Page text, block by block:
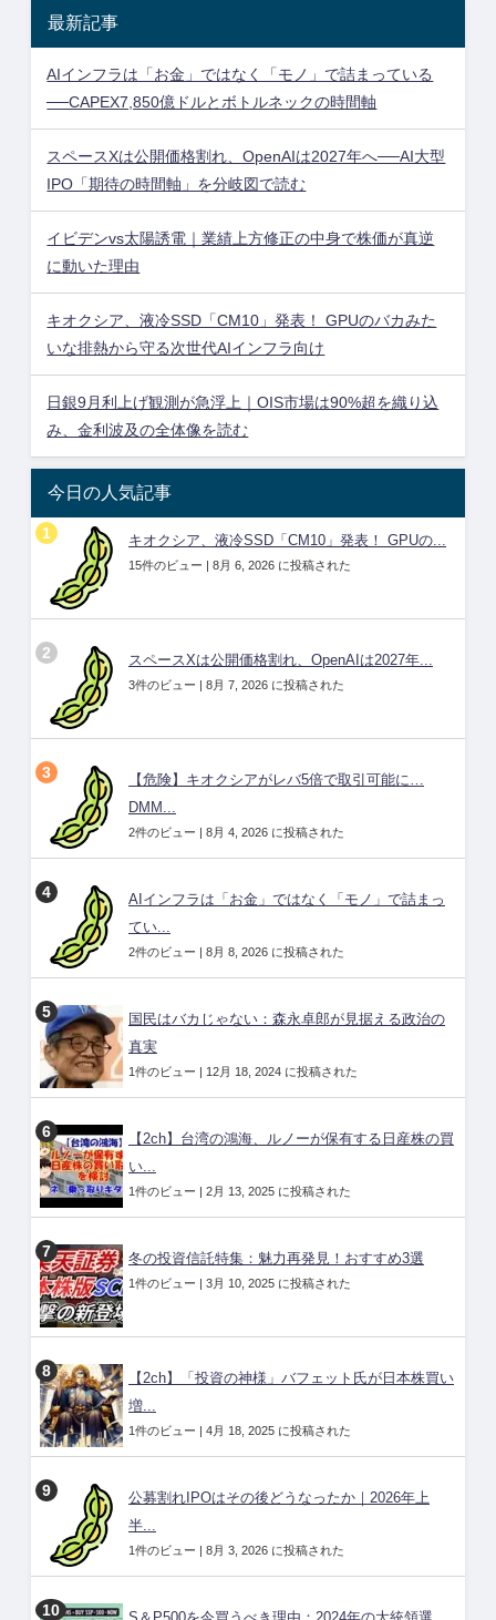
最新記事
AIインフラは「お金」ではなく「モノ」で詰まっている
──CAPEX7,850億ドルとボトルネックの時間軸
スペースXは公開価格割れ、OpenAIは2027年へ──AI大型
IPO「期待の時間軸」を分岐図で読む
イビデンvs太陽誘電｜業績上方修正の中身で株価が真逆
に動いた理由
キオクシア、液冷SSD「CM10」発表！ GPUのバカみた
いな排熱から守る次世代AIインフラ向け
日銀9月利上げ観測が急浮上｜OIS市場は90%超を織り込
み、金利波及の全体像を読む
今日の人気記事
キオクシア、液冷SSD「CM10」発表！ GPUの...
15件のビュー | 8月 6, 2026 に投稿された
スペースXは公開価格割れ、OpenAIは2027年...
3件のビュー | 8月 7, 2026 に投稿された
【危険】キオクシアがレバ5倍で取引可能に…
DMM...
2件のビュー | 8月 4, 2026 に投稿された
AIインフラは「お金」ではなく「モノ」で詰まっ
てい...
2件のビュー | 8月 8, 2026 に投稿された
国民はバカじゃない：森永卓郎が見据える政治の
真実
1件のビュー | 12月 18, 2024 に投稿された
【2ch】台湾の鴻海、ルノーが保有する日産株の買
い...
1件のビュー | 2月 13, 2025 に投稿された
冬の投資信託特集：魅力再発見！おすすめ3選
1件のビュー | 3月 10, 2025 に投稿された
【2ch】「投資の神様」バフェット氏が日本株買い
増...
1件のビュー | 4月 18, 2025 に投稿された
公募割れIPOはその後どうなったか｜2026年上
半...
1件のビュー | 8月 3, 2026 に投稿された